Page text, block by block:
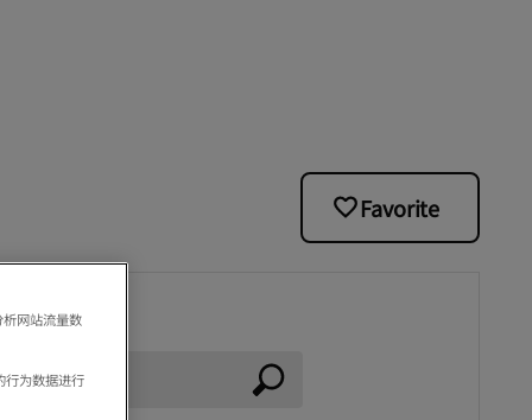
Favorite
网站流量数
行为数据进行